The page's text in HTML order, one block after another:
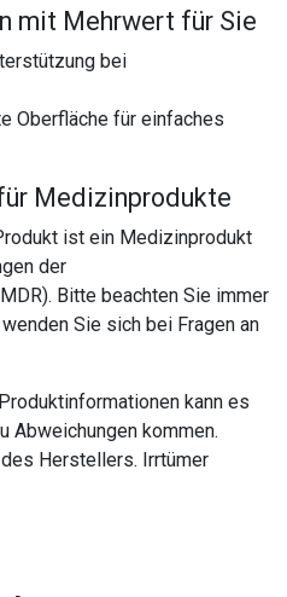
mit Mehrwert für Sie
bei
Oberfläche für einfaches
Medizinprodukte
ist ein Medizinprodukt
der
Bitte beachten Sie immer
Sie sich bei Fragen an
kann es
Abweichungen kommen.
Herstellers. Irrtümer